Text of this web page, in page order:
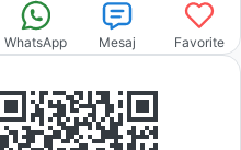
WhatsApp Mesaj Favorite